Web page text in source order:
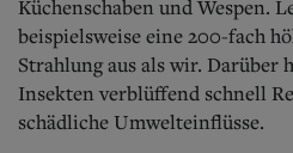
Küchenschaben und Wespen.
beispielsweise eine 200-fach
Strahlung aus als wir. Darüber
Insekten verblüffend schnell
schädliche Umwelteinflüsse.